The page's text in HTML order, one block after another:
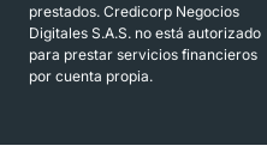
prestados. Credicorp Negocios
Digitales S.A.S. no está autorizado
para prestar servicios financieros
por cuenta propia.